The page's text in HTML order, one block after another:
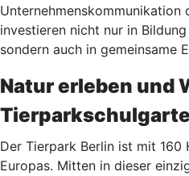
Unternehmenskommunikation
investieren nicht nur in
sondern auch in gemeinsame
Natur erleben und
Der Tierpark Berlin ist mit
Europas. Mitten in dieser